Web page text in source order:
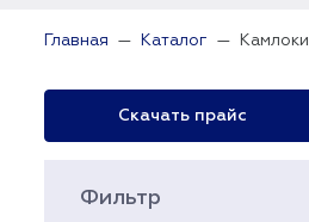
Главная Каталог Камлоки
Скачать прайс
Фильтр